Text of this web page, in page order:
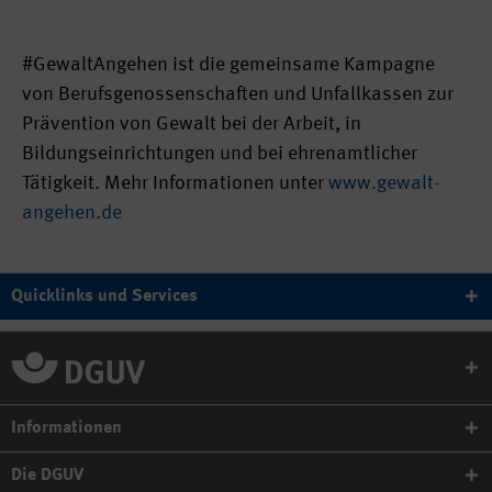
#GewaltAngehen ist die gemeinsame Kampagne
von Berufsgenossenschaften und Unfallkassen zur
Prävention von Gewalt bei der Arbeit, in
Bildungseinrichtungen und bei ehrenamtlicher
Tätigkeit. Mehr Informationen unter www.gewalt-
angehen.de
Quicklinks und Services
Informationen
Die DGUV